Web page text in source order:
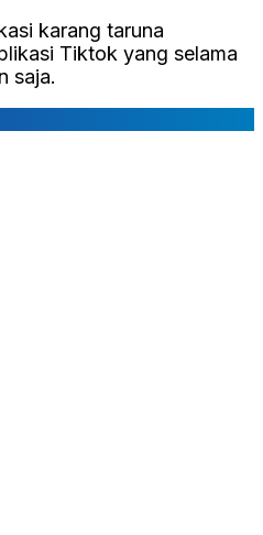
karang taruna
Tiktok yang selama
saja.